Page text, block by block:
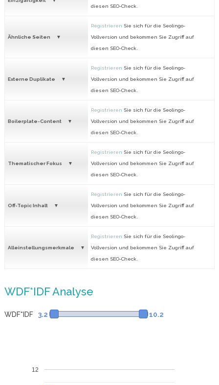
diesen SEO-Check.
Ähnliche Seiten
Registrieren Sie sich für die Seolingo-
Vollversion und bekommen Sie Zugriff auf
diesen SEO-Check.
Externe Duplikate
Registrieren Sie sich für die Seolingo-
Vollversion und bekommen Sie Zugriff auf
diesen SEO-Check.
Boilerplate-Content
Registrieren Sie sich für die Seolingo-
Vollversion und bekommen Sie Zugriff auf
diesen SEO-Check.
Thematischer Fokus
Registrieren Sie sich für die Seolingo-
Vollversion und bekommen Sie Zugriff auf
diesen SEO-Check.
Off-Topic Inhalt
Registrieren Sie sich für die Seolingo-
Vollversion und bekommen Sie Zugriff auf
diesen SEO-Check.
Alleinstellungsmerkmale
Registrieren Sie sich für die Seolingo-
Vollversion und bekommen Sie Zugriff auf
diesen SEO-Check.
WDF*IDF Analyse
WDF*IDF 3.2 10.2
12